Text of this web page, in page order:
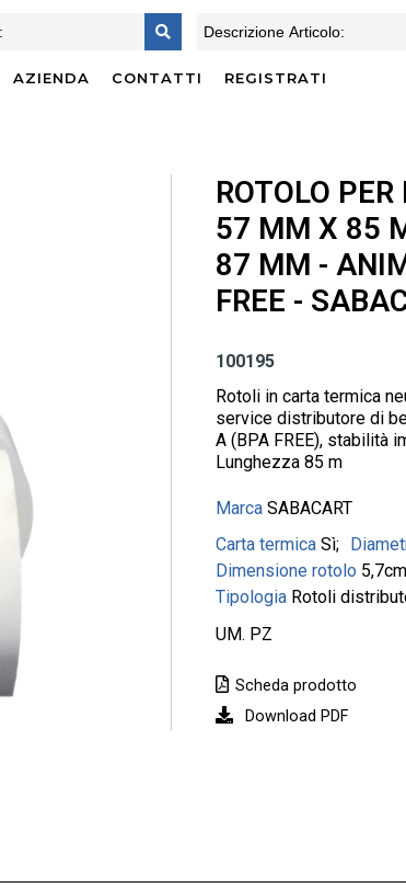
AZIENDA CONTATTI REGISTRATI
ROTOLO
57 MM X 85
87 MM -
FREE -
100195
Rotoli in carta termica
service distributore di
A (BPA FREE), stabilità
Lunghezza 85 m
Marca SABACART
Carta termica Sì
Dimensione rotolo
Tipologia Rotoli
UM. PZ
Scheda prodotto
Download PDF